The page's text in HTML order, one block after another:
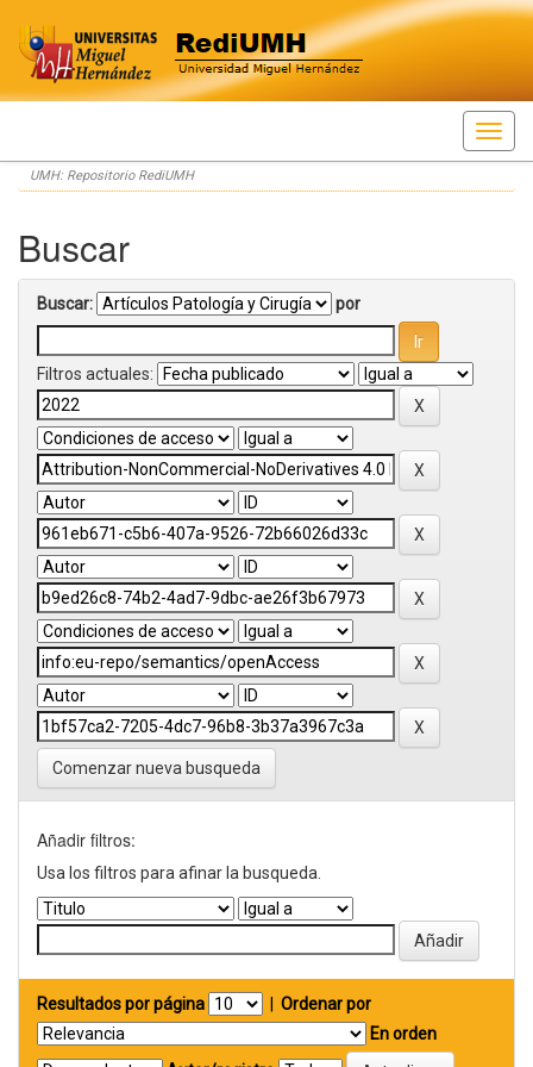
Skip
navigation
UMH: Repositorio RediUMH
Buscar
Buscar: por
Filtros actuales:
Comenzar nueva busqueda
Añadir filtros:
Usa los filtros para afinar la busqueda.
Resultados por página
Ordenar por
En orden